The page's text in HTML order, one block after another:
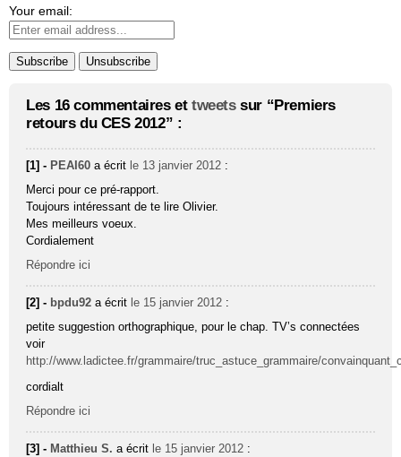
Your email:
Les 16 commentaires et tweetssur “Premiers
retours du CES 2012” :
[1] - PEAI60 a écrit le 13 janvier 2012 :
Merci pour ce pré-rapport.
Toujours intéressant de te lire Olivier.
Mes meilleurs voeux.
Cordialement
Répondre ici
[2] - bpdu92 a écrit le 15 janvier 2012 :
petite suggestion orthographique, pour le chap. TV’s connectées
voir
http://www.ladictee.fr/grammaire/truc_astuce_grammaire/
cordialt
Répondre ici
[3] - Matthieu S. a écrit le 15 janvier 2012 :